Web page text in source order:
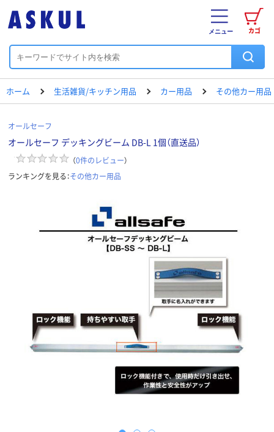
カゴ
メニュー
ホーム 生活雑貨/キッチン用品 カー用品 その他カー用品
オールセーフ
オールセーフ デッキングビーム DB-L 1個（直送品）
（0件のレビュー）
ランキングを見る：その他カー用品